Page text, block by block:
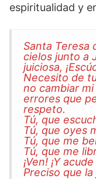
espiritualidad y
Santa Teresa
cielos junto a
juiciosa,
Necesito de
no cambiar
errores que
respeto.
Tú, que
Tú, que oyes
Tú, que me
Tú, que me
¡Ven! ¡Y
Preciso que